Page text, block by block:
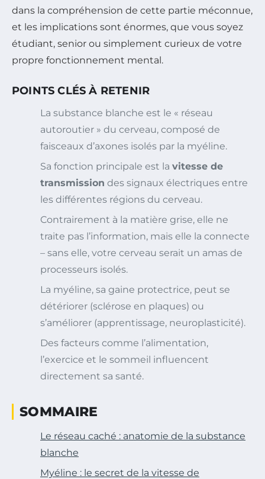
dans la compréhension de cette partie méconnue,
et les implications sont énormes, que vous soyez
étudiant, senior ou simplement curieux de votre
propre fonctionnement mental.
POINTS CLÉS À RETENIR
La substance blanche est le « réseau
autoroutier » du cerveau, composé de
faisceaux d’axones isolés par la myéline.
Sa fonction principale est la vitesse de
transmission des signaux électriques entre
les différentes régions du cerveau.
Contrairement à la matière grise, elle ne
traite pas l’information, mais elle la connecte
– sans elle, votre cerveau serait un amas de
processeurs isolés.
La myéline, sa gaine protectrice, peut se
détériorer (sclérose en plaques) ou
s’améliorer (apprentissage, neuroplasticité).
Des facteurs comme l’alimentation,
l’exercice et le sommeil influencent
directement sa santé.
SOMMAIRE
Le réseau caché : anatomie de la substance
blanche
Myéline : le secret de la vitesse de